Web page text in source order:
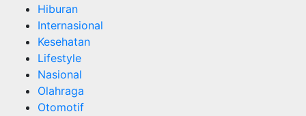
Hiburan
Internasional
Kesehatan
Lifestyle
Nasional
Olahraga
Otomotif